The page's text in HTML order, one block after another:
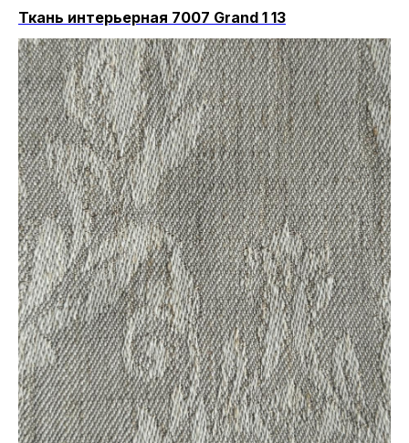
Ткань интерьерная 7007 Grand 1 13